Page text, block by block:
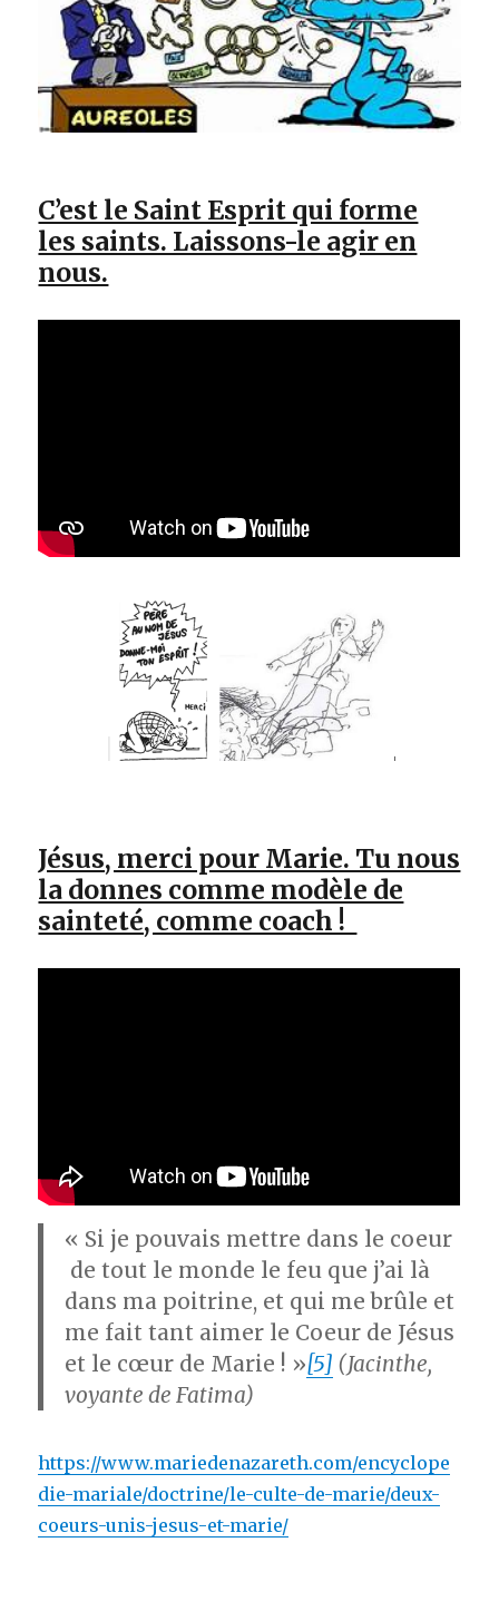
C’est le Saint Esprit qui forme
les saints. Laissons-le agir en
nous.
Jésus, merci pour Marie. Tu nous
la donnes comme modèle de
sainteté, comme coach !
« Si je pouvais mettre dans le coeur
de tout le monde le feu que j’ai là
dans ma poitrine, et qui me brûle et
me fait tant aimer le Coeur de Jésus
et le cœur de Marie ! »[5] (Jacinthe,
voyante de Fatima)
https://www.mariedenazareth.com/encyclope
die-mariale/doctrine/le-culte-de-marie/deux-
coeurs-unis-jesus-et-marie/